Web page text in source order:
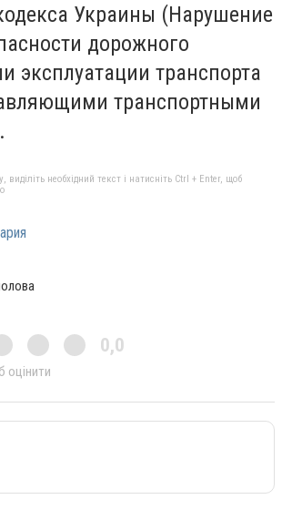
Украины (Нарушение
дорожного
эксплуатации транспорта
транспортными
необхідний текст і натисніть Ctrl + Enter, щоб
0,0
оцінити